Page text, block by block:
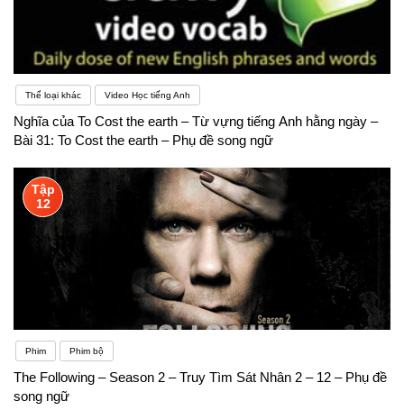
nguyên tương tự. Bất kể bạn chọn gì, việc sử dụng
ngoại ngữ một cách thường xuyên hơn sẽ giúp bạn
chứng minh với bản thân rằng mình có khả năng
học một ngôn ngữ mới.
Thể loại khác Video Học tiếng Anh
Nghĩa của To Cost the earth – Từ vựng tiếng Anh hằng ngày –
Bài 31: To Cost the earth – Phụ đề song ngữ
Tập
12
Phim Phim bộ
The Following – Season 2 – Truy Tìm Sát Nhân 2 – 12 – Phụ đề
song ngữ